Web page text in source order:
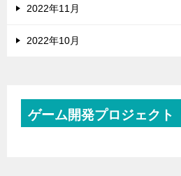
2022年11月
2022年10月
ゲーム開発プロジェクト